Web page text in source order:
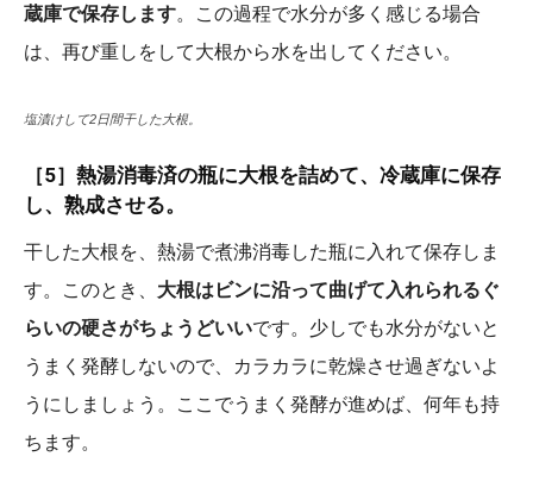
蔵庫で保存します。この過程で水分が多く感じる場合
は、再び重しをして大根から水を出してください。
塩漬けして2日間干した大根。
［5］熱湯消毒済の瓶に大根を詰めて、冷蔵庫に保存
し、熟成させる。
干した大根を、熱湯で煮沸消毒した瓶に入れて保存しま
す。このとき、 大根はビンに沿って曲げて入れられるぐ
らいの硬さがちょうどいいです。少しでも水分がないと
うまく発酵しないので、カラカラに乾燥させ過ぎないよ
うにしましょう。ここでうまく発酵が進めば、何年も持
ちます。